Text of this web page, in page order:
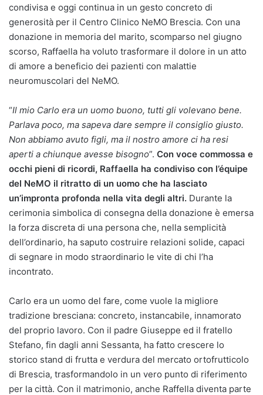
condivisa e oggi continua in un gesto concreto di
generosità per il Centro Clinico NeMO Brescia. Con una
donazione in memoria del marito, scomparso nel giugno
scorso, Raffaella ha voluto trasformare il dolore in un atto
di amore a beneficio dei pazienti con malattie
neuromuscolari del NeMO.
“Il mio Carlo era un uomo buono, tutti gli volevano bene.
Parlava poco, ma sapeva dare sempre il consiglio giusto.
Non abbiamo avuto figli, ma il nostro amore ci ha resi
aperti a chiunque avesse bisogno”. Con voce commossa e
occhi pieni di ricordi, Raffaella ha condiviso con l’équipe
del NeMO il ritratto di un uomo che ha lasciato
un’impronta profonda nella vita degli altri. Durante la
cerimonia simbolica di consegna della donazione è emersa
la forza discreta di una persona che, nella semplicità
dell’ordinario, ha saputo costruire relazioni solide, capaci
di segnare in modo straordinario le vite di chi l’ha
incontrato.
Carlo era un uomo del fare, come vuole la migliore
tradizione bresciana: concreto, instancabile, innamorato
del proprio lavoro. Con il padre Giuseppe ed il fratello
Stefano, fin dagli anni Sessanta, ha fatto crescere lo
storico stand di frutta e verdura del mercato ortofrutticolo
di Brescia, trasformandolo in un vero punto di riferimento
per la città. Con il matrimonio, anche Raffella diventa parte